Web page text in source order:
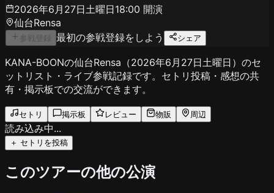
2026年6月27日土曜日18:00 開演
仙台Rensa
参戦登録 最初の参戦登録をしよう シェア
KANA-BOONの仙台Rensa（2026年6月27日土曜日）のセ
ットリスト・ライブ参戦記録です。セトリ投稿・感想の共
有・掲示板での交流ができます。
セトリ 掲示板 レビュー 物販 周辺
読み込み中...
＋ セトリを投稿
このツアーの他の公演